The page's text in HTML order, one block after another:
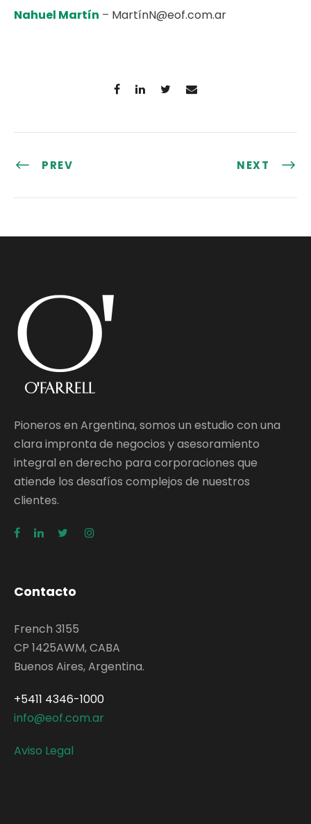
Nahuel Martín – MartínN@eof.com.ar
PREV NEXT
Pioneros en Argentina, somos un estudio con una
clara impronta de negocios y asesoramiento
integral en derecho para corporaciones que
atiende los desafíos complejos de nuestros
clientes.
Contacto
French 3155
CP 1425AWM, CABA
Buenos Aires, Argentina.
+5411 4346-1000
info@eof.com.ar
Aviso Legal